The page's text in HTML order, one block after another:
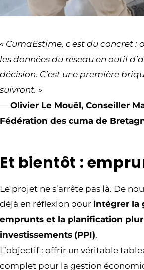
« CumaEstime, c’est du concret :
les données du réseau en outil
décision. C’est une première
suivront. »
— Olivier Le Mouël, Conseiller
Fédération des cuma de
Et bientôt :
Le projet ne s’arrête pas là. De
déjà en réflexion pour intégrer la
emprunts et la planification
investissements (PPI).
L’objectif : offrir un véritable
complet pour la gestion